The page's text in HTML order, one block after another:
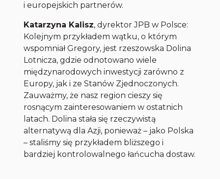
i europejskich partnerów.
Katarzyna Kalisz, dyrektor JPB w Polsce:
Kolejnym przykładem wątku, o którym
wspomniał Gregory, jest rzeszowska Dolina
Lotnicza, gdzie odnotowano wiele
międzynarodowych inwestycji zarówno z
Europy, jak i ze Stanów Zjednoczonych.
Zauważmy, że nasz region cieszy się
rosnącym zainteresowaniem w ostatnich
latach. Dolina stała się rzeczywistą
alternatywą dla Azji, ponieważ – jako Polska
– staliśmy się przykładem bliższego i
bardziej kontrolowalnego łańcucha dostaw.